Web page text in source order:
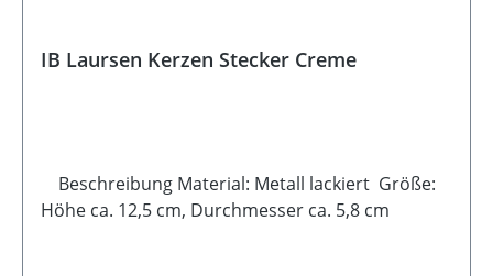
IB Laursen Kerzen Stecker Creme
Beschreibung Material: Metall lackiert Größe:
Höhe ca. 12,5 cm, Durchmesser ca. 5,8 cm